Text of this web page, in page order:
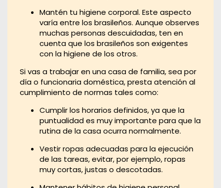
Mantén tu higiene corporal. Este aspecto
varía entre los brasileños. Aunque observes
muchas personas descuidadas, ten en
cuenta que los brasileños son exigentes
con la higiene de los otros.​
Si vas a trabajar en una casa de familia, sea por
día o funcionaria doméstica, presta atención al
cumplimiento de normas tales como:
Cumplir los horarios definidos, ya que la
puntualidad es muy importante para que la
rutina de la casa ocurra normalmente.
Vestir ropas adecuadas para la ejecución
de las tareas, evitar, por ejemplo, ropas
muy cortas, justas o descotadas.